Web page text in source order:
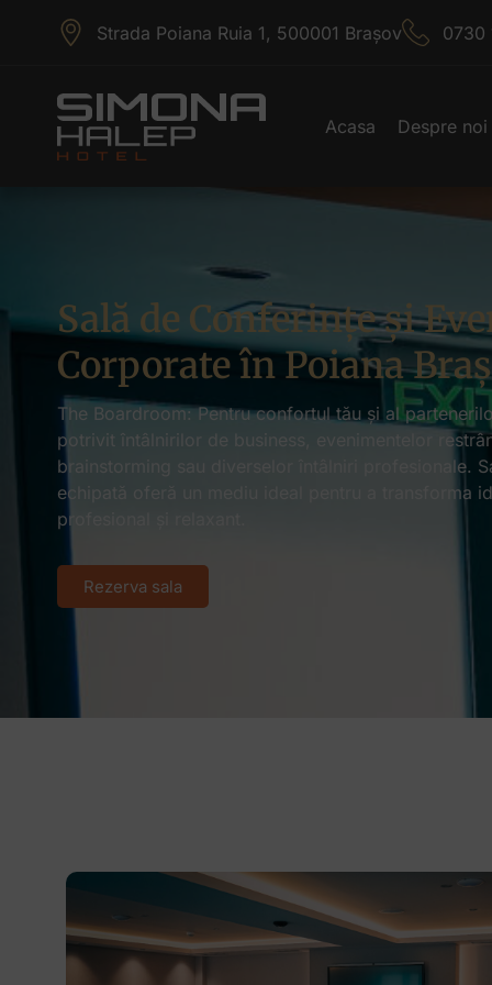
Strada Poiana Ruia 1, 500001 Brașov 0730
Acasa Despre noi
Sală de Conferințe și
Corporate în Poiana
The Boardroom: Pentru confortul tău și al
potrivit întâlnirilor de business, evenimentelor
brainstorming sau diverselor întâlniri profesionale.
echipată oferă un mediu ideal pentru a transforma
profesional și relaxant.​
Rezerva sala